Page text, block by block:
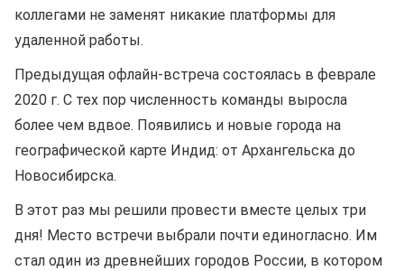
коллегами не заменят никакие платформы для
удаленной работы.
Предыдущая офлайн-встреча состоялась в феврале
2020 г. С тех пор численность команды выросла
более чем вдвое. Появились и новые города на
географической карте Индид: от Архангельска до
Новосибирска.
В этот раз мы решили провести вместе целых три
дня! Место встречи выбрали почти единогласно. Им
стал один из древнейших городов России, в котором